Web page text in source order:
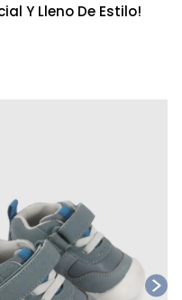
Y Lleno De Estilo!